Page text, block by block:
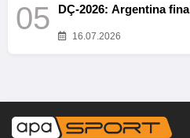
05 DÇ-2026: Argentina
16.07.2026